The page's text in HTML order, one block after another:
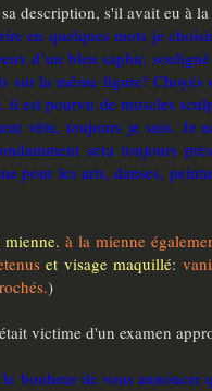
description, s'il avait eu à
en quelques mots je
d’un bleu saphir,
sur la même figure!
il est pourvu de muscles
vêtu, toujours je suis. Je
sera toujours
pour les arts, danses,
mienne.à la mienne
et visage maquillé:
)
victime d'un examen
bonheur de vous